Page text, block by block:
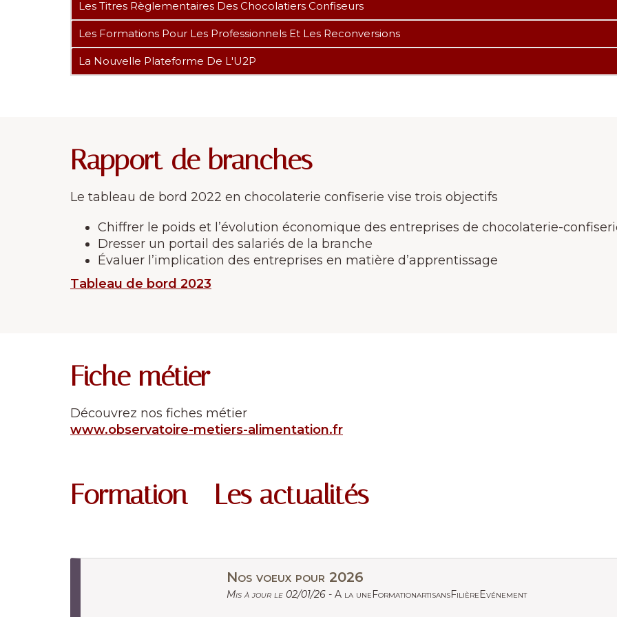
Les Titres Règlementaires Des Chocolatiers Confiseurs
Les Formations Pour Les Professionnels Et Les Reconversions
La Nouvelle Plateforme De L'U2P
Rapport de branches
Le tableau de bord 2022 en chocolaterie confiserie vise trois objectifs
Chiffrer le poids et l’évolution économique des entreprises de chocolaterie-
Dresser un portail des salariés de la branche
Évaluer l’implication des entreprises en matière d’apprentissage
Tableau de bord 2023
Fiche métier
Découvrez nos fiches métier
www.observatoire-metiers-alimentation.fr
Formation - Les actualités
Nos voeux pour 2026
Mis à jour le 02/01/26 -A la uneFormationartisansFilièreEvénement